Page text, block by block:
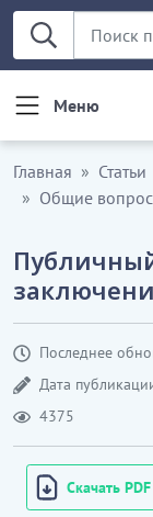
Меню
Главная Статьи
Общие
Последнее
Дата
4375
Скачать PDF